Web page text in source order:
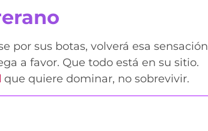
por sus botas, volverá esa sensación
a favor. Que todo está en su sitio.
que quiere dominar, no sobrevivir.